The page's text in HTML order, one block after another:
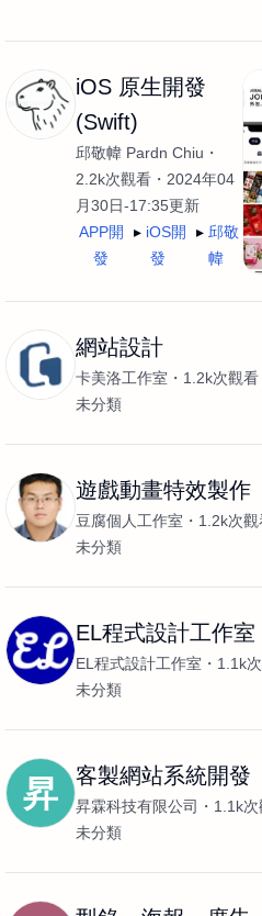
iOS 原生開發
(Swift)
邱敬幃 Pardn Chiu
2.2k次觀看
2024年04
月30日-17:35更新
APP開
發
iOS開
發
邱敬
幃
網站設計
卡美洛工作室 1.2k次觀看
未分類
遊戲動畫特效製作
豆腐個人工作室 1.2k次觀
未分類
EL程式設計工作室
EL程式設計工作室 1.1k
未分類
昇 客製網站系統開發
昇霖科技有限公司 1.1k
未分類